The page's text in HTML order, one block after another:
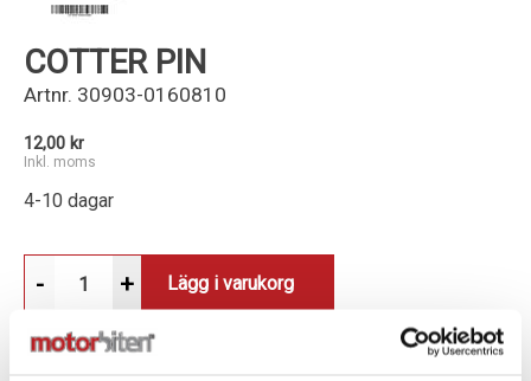
COTTER PIN
Artnr. 30903-0160810
12,00 kr
Inkl. moms
4-10 dagar
- + Lägg i varukorg